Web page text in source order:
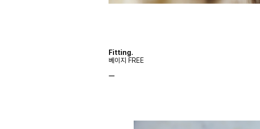
Fitting.
베이지 FREE
ㅡ